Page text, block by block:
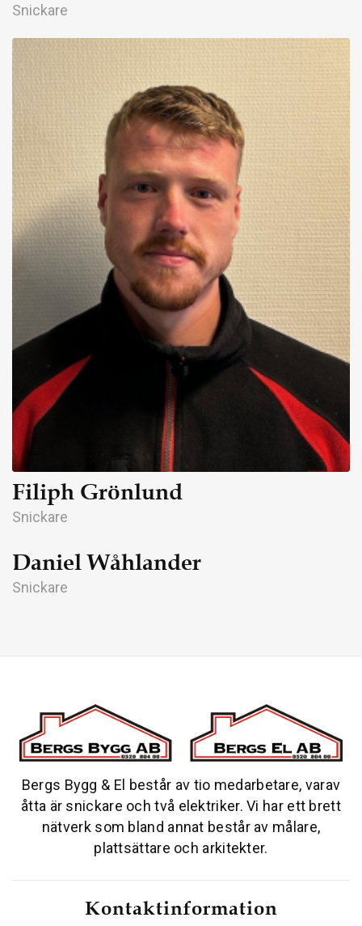
Snickare
Filiph Grönlund
Snickare
Daniel Wåhlander
Snickare
Bergs Bygg & El består av tio medarbetare, varav
åtta är snickare och två elektriker. Vi har ett brett
nätverk som bland annat består av målare,
plattsättare och arkitekter.
Kontaktinformation